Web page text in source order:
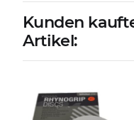
Kunden
Artikel: